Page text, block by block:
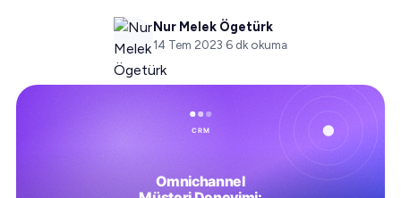
Nur Melek Ögetürk
14 Tem 2023·6 dk okuma